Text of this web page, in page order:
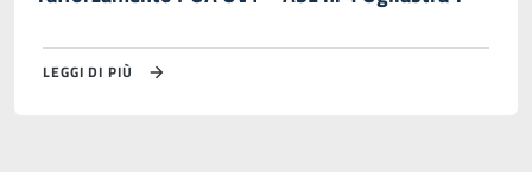
LEGGI DI PIÙ